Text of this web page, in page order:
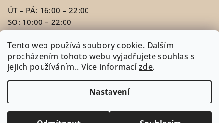
Tento web používá soubory cookie. Dalším
procházením tohoto webu vyjadřujete souhlas s
jejich používáním.. Více informacízde.
Nastavení
ÚT – PÁ: 16:00 – 22:00
SO: 10:00 – 22:00
PřijímámeUp Benefity
PřijímámeEdenred
vyhrazena.